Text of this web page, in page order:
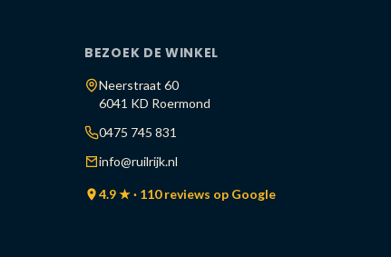
BEZOEK DE WINKEL
Neerstraat 60
6041 KD Roermond
0475 745 831
info@ruilrijk.nl
4.9 ★ · 110 reviews op Google